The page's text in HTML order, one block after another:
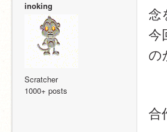
inoking
Scratcher
1000+ posts
念
今
の
合